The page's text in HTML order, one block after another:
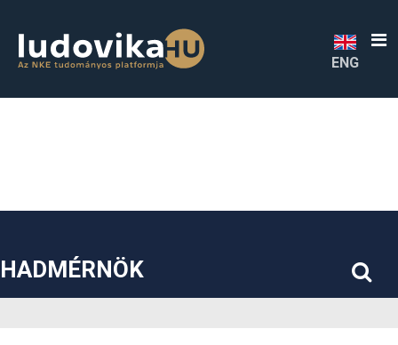
##plugins.themes.bootstrap3.accessible_menu.sidebar##
ENG
HADMÉRNÖK